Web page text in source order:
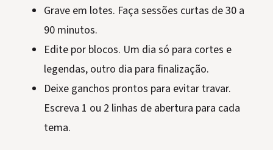
Grave em lotes. Faça sessões curtas de 30 a
90 minutos.
Edite por blocos. Um dia só para cortes e
legendas, outro dia para finalização.
Deixe ganchos prontos para evitar travar.
Escreva 1 ou 2 linhas de abertura para cada
tema.